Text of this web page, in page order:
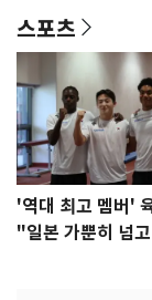
스포츠
'역대 최고 멤버'
"일본 가뿐히 넘고